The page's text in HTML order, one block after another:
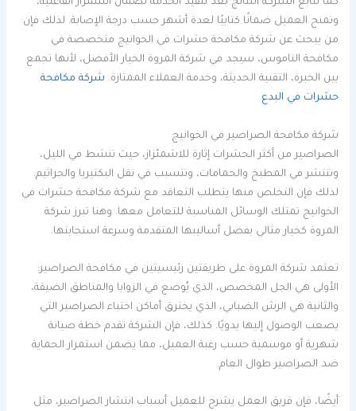
كما تُتابع الشركة النتائج بعد تنفيذ الخدمة لضمان استمرار الفاعلية،
وتمنح العميل ضمانًا كتابيًا لعدة أشهر حسب درجة الإصابة. لذلك فإن
من يبحث عن شركة مكافحة حشرات في الخوانيج متخصصة في
مكافحة الناموس، سيجد في شركة المروة الخيار الأفضل، لأنها تجمع
بين الخبرة، التقنية الحديثة، وخدمة العملاء الممتازة. شركة مكافحة
حشرات في البدع
شركة مكافحة الصراصير في الخوانيج
الصراصير من أكثر الحشرات إثارة للاشمئزاز، حيث تنشط في الليل،
وتنتشر في المطبخ والحمامات، وتتسبب في نقل البكتيريا والجراثيم.
لذلك فإن التخلص منها يتطلب التعاقد مع شركة مكافحة حشرات في
الخوانيج تمتلك الوسائل المناسبة للتعامل معها. وهنا تبرز شركة
المروة كخيار مثالي بفضل أساليبها المتقدمة وسرعة استجابتها.
تعتمد شركة المروة على طريقتين رئيسيتين في مكافحة الصراصير:
الأولى هي الجل المخصص، الذي يُوضع في الزوايا والمناطق الضيقة،
والثانية هي الرش الضبابي، الذي يخترق أماكن اختباء الصراصير التي
يصعب الوصول إليها يدويًا. كذلك، فإن الشركة تقدم خطة صيانة
شهرية أو موسمية حسب رغبة العميل، مما يضمن استمرار الحماية
ضد الصراصير طوال العام.
أيضًا، فإن فريق العمل يشرح للعميل أسباب انتشار الصراصير، مثل